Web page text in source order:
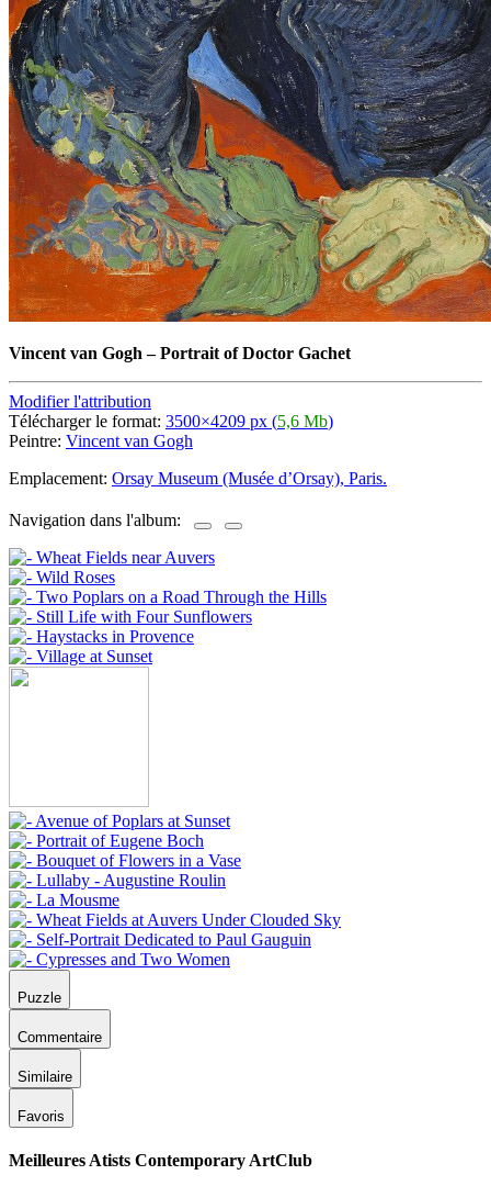
Vincent van Gogh –Portrait of Doctor Gachet
Modifier l'attribution
Télécharger le format: 3500×4209 px (5,6 Mb)
Peintre: Vincent van Gogh
Emplacement: Orsay Museum (Musée d’Orsay), Paris.
Navigation dans l'album:
Puzzle
Commentaire
Similaire
Favoris
Meilleures Atists Contemporary ArtClub